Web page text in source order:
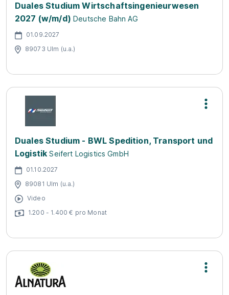
Duales Studium Wirtschaftsingenieurwesen
2027 (w/m/d) Deutsche Bahn AG
01.09.2027
89073 Ulm (u.a.)
Duales Studium - BWL Spedition, Transport und
Logistik Seifert Logistics GmbH
01.10.2027
89081 Ulm (u.a.)
Video
1.200 - 1.400 € pro Monat